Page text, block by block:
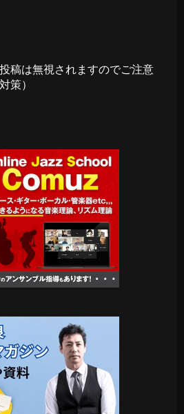
稿は無視されますのでご注意
策）